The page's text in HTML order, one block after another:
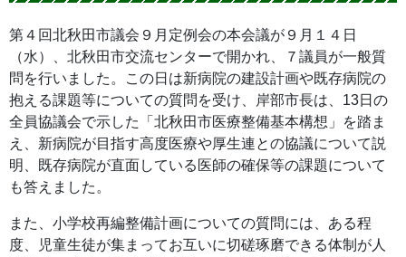
第４回北秋田市議会９月定例会の本会議が９月１４日
（水）、北秋田市交流センターで開かれ、７議員が一般質
問を行いました。この日は新病院の建設計画や既存病院の
抱える課題等についての質問を受け、岸部市長は、13日の
全員協議会で示した「北秋田市医療整備基本構想」を踏ま
え、新病院が目指す高度医療や厚生連との協議について説
明、既存病院が直面している医師の確保等の課題について
も答えました。
また、小学校再編整備計画についての質問には、ある程
度、児童生徒が集まってお互いに切磋琢磨できる体制が人